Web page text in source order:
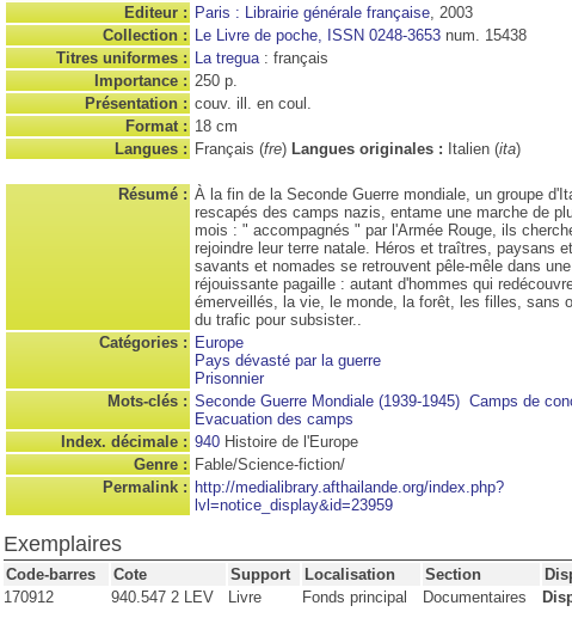
Editeur : Paris : Librairie générale française, 2003
Collection : Le Livre de poche, ISSN 0248-3653 num. 15438
Titres uniformes : La tregua: français
Importance : 250 p.
Présentation : couv. ill. en coul.
Format : 18 cm
Langues : Français (fre) Langues originales : Italien (ita)
Résumé : À la fin de la Seconde Guerre mondiale, un groupe
rescapés des camps nazis, entame une marche de
mois : " accompagnés " par l'Armée Rouge, ils
rejoindre leur terre natale. Héros et traîtres, paysans
savants et nomades se retrouvent pêle-mêle dans une
réjouissante pagaille : autant d'hommes qui
émerveillés, la vie, le monde, la forêt, les filles, sans
du trafic pour subsister..
Catégories : Europe
Pays dévasté par la guerre
Prisonnier
Mots-clés : Seconde Guerre Mondiale (1939-1945) Camps de
Evacuation des camps
Index. décimale : 940 Histoire de l'Europe
Genre : Fable/Science-fiction/
Permalink : http://medialibrary.afthailande.org/index.php?
lvl=notice_display&id=23959
Exemplaires
Code-barres Cote Support Localisation Section
170912
940.547 2 LEV Livre Fonds principal Documentaires